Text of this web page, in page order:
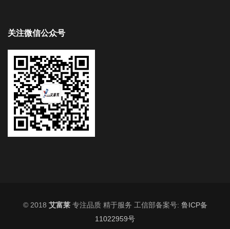
关注微信公众号
© 2018 艾富莱专注品质 精于服务 工信部备案号: 鲁ICP备
11022959号